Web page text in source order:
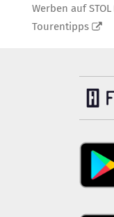
Werben auf STOL
Tourentipps